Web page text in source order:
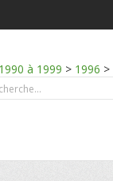
à 1999 > 1996 >